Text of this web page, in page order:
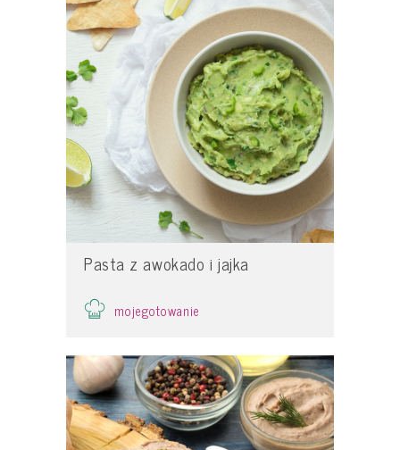
Pasta z awokado i jajka
mojegotowanie